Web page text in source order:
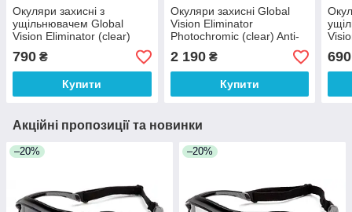
Окуляри захисні з
ущільнювачем Global
Vision Eliminator (clear)
Anti-Fog, прозорі
790 ₴
Купити
Окуляри захисні Global
Vision Eliminator
Photochromic (clear) Anti-
Fog , прозорі фотохромні
2 190₴
Купити
690
Акційні пропозиції та новинки
–20% –20%